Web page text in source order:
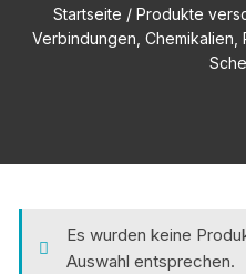
Startseite / Produkte
Verbindungen, Chemikalien,
Es wurden keine
Auswahl entsprechen.